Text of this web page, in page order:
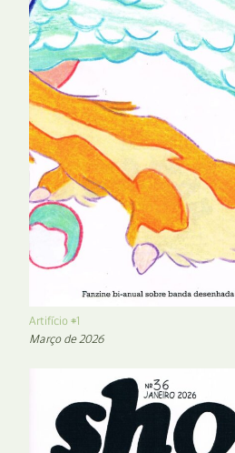
Artifício #1
Março de 2026